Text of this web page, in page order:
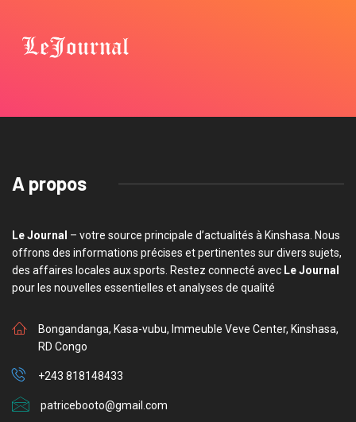
A propos
Le Journal – votre source principale d’actualités à Kinshasa. Nous
offrons des informations précises et pertinentes sur divers sujets,
des affaires locales aux sports. Restez connecté avec Le Journal
pour les nouvelles essentielles et analyses de qualité
Bongandanga, Kasa-vubu, Immeuble Veve Center, Kinshasa,
RD Congo
+243 818148433
patricebooto@gmail.com